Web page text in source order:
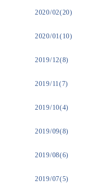
2020/02(20)
2020/01(10)
2019/12(8)
2019/11(7)
2019/10(4)
2019/09(8)
2019/08(6)
2019/07(5)